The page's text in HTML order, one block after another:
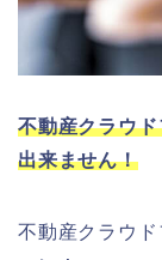
不動産クラウ
出来ません！
不動産クラウ